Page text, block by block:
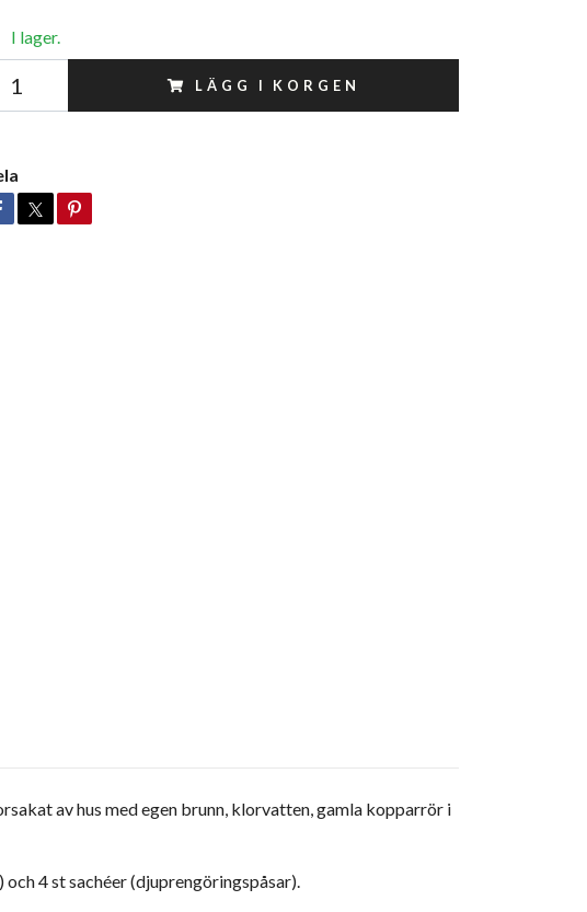
I lager.
LÄGG I KORGEN
av hus med egen brunn, klorvatten, gamla kopparrör i
4 st sachéer (djuprengöringspåsar).